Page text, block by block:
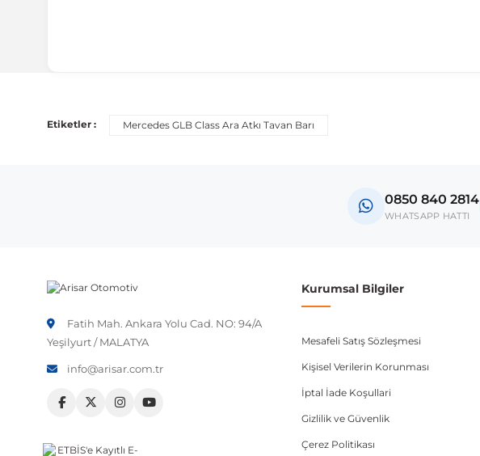
Etiketler : Mercedes GLB Class Ara Atkı Tavan Barı
0850 840 2814
WHATSAPP HATTI
Fatih Mah. Ankara Yolu Cad. NO: 94/A
Yeşilyurt / MALATYA
info@arisar.com.tr
Kurumsal Bilgiler
Mesafeli Satış Sözleşmesi
Kişisel Verilerin Korunması
İptal İade Koşullari
Gizlilik ve Güvenlik
Çerez Politikası